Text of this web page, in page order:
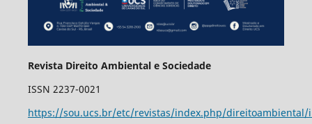
Revista Direito Ambiental e Sociedade
ISSN 2237-0021
https://sou.ucs.br/etc/revistas/index.php/direitoambiental/